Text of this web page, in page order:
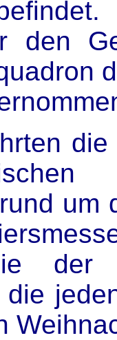
den
um